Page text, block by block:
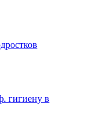
гигиену в